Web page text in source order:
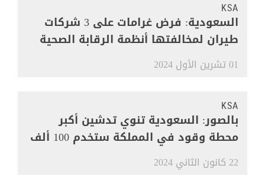
KSA
السعودية: فرض غرامات على 3 شركات
طيران لمخالفتها أنظمة الرقابة الصحية
01 تشرين الأول 2024
KSA
بالصور: السعودية تنوي تدشين أكبر
محطة وقود في المملكة ستخدم 100 ألف
مركبة
22 كانون الثاني 2024